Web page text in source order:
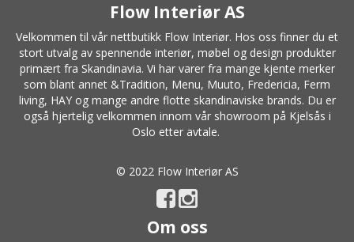
Flow Interiør AS
Velkommen til vår nettbutikk Flow Interiør. Hos oss finner du et
stort utvalg av spennende interiør, møbel og design produkter
primært fra Skandinavia. Vi har varer fra mange kjente merker
som blant annet &Tradition, Menu, Muuto, Fredericia, Ferm
living, HAYog mange andre flotte skandinaviske brands. Du er
også hjertelig velkommen innom vår showroom på Kjelsås i
Oslo etter avtale.
© 2022 Flow Interiør AS
Om oss